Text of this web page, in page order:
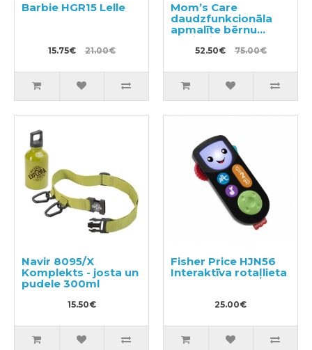
Barbie HGR15 Lelle
15.75€ 21.00€
Mom’s Care
daudzfunkcionāla
apmalīte bērnu
gultiņai
52.50€ 75.00€
Navir 8095/X
Komplekts - josta un
pudele 300ml
15.50€
Fisher Price HJN56
Interaktīva rotaļlieta
25.00€